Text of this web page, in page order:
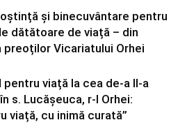
și binecuvântare pentru
dătătoare de viață – din
preoților Vicariatului Orhei
pentru viață la cea de-a II-a
s. Lucășeuca, r-l Orhei:
viață, cu inimă curată”